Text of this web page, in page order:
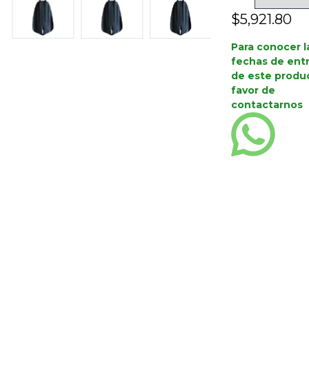
$5,921.80
Para conocer
fechas de
de este
favor de
contactarnos